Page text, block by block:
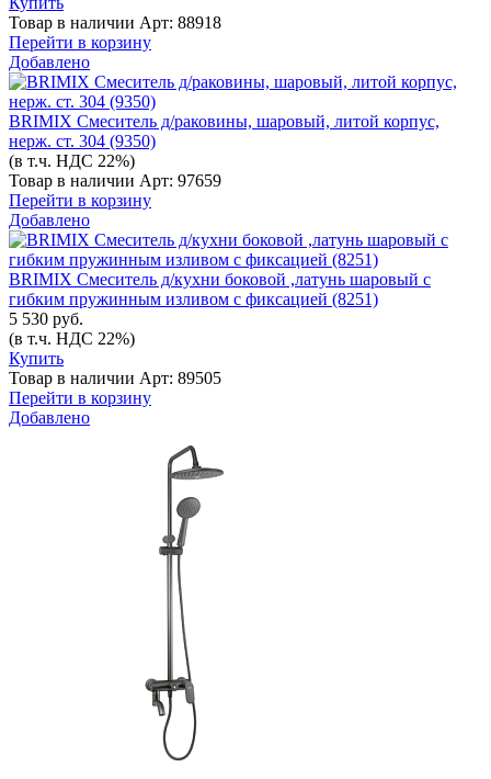
Товар в наличии Арт: 88918
Перейти в корзину
Добавлено
BRIMIX Смеситель д/раковины, шаровый, литой корпус,
нерж. ст. 304 (9350)
(в т.ч. НДС 22%)
Товар в наличии Арт: 97659
Перейти в корзину
Добавлено
BRIMIX Смеситель д/кухни боковой ,латунь шаровый с
гибким пружинным изливом с фиксацией (8251)
5 530 руб.
(в т.ч. НДС 22%)
Купить
Товар в наличии Арт: 89505
Перейти в корзину
Добавлено